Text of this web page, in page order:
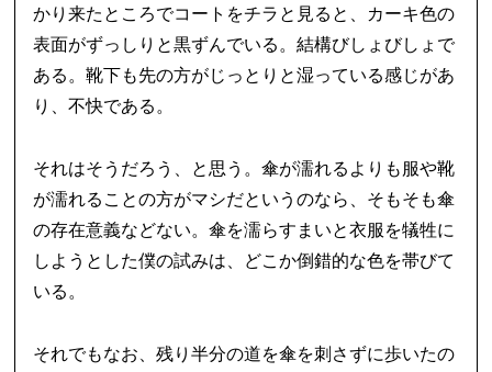
かり来たところでコートをチラと見ると、カーキ色の
表面がずっしりと黒ずんでいる。結構びしょびしょで
ある。靴下も先の方がじっとりと湿っている感じがあ
り、不快である。
それはそうだろう、と思う。傘が濡れるよりも服や靴
が濡れることの方がマシだというのなら、そもそも傘
の存在意義などない。傘を濡らすまいと衣服を犠牲に
しようとした僕の試みは、どこか倒錯的な色を帯びて
いる。
それでもなお、残り半分の道を傘を刺さずに歩いたの